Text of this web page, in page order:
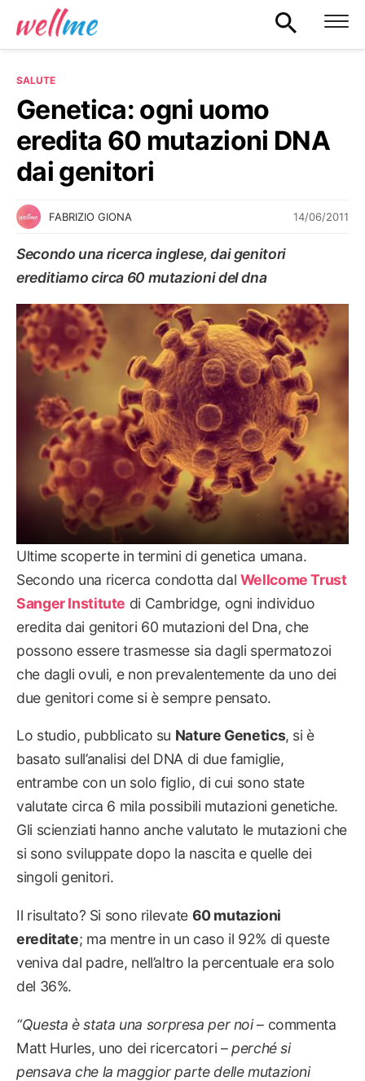
SALUTE
Genetica: ogni uomo
eredita 60 mutazioni DNA
dai genitori
FABRIZIO GIONA 14/06/2011
Secondo una ricerca inglese, dai genitori
ereditiamo circa 60 mutazioni del dna
SALUTE
Ultime scoperte in termini di genetica umana.
Secondo una ricerca condotta dal Wellcome Trust
Sanger Institute di Cambridge, ogni individuo
eredita dai genitori 60 mutazioni del Dna, che
possono essere trasmesse sia dagli spermatozoi
che dagli ovuli, e non prevalentemente da uno dei
due genitori come si è sempre pensato.
Lo studio, pubblicato su Nature Genetics, si è
basato sull’analisi del DNA di due famiglie,
entrambe con un solo figlio, di cui sono state
valutate circa 6 mila possibili mutazioni genetiche.
Gli scienziati hanno anche valutato le mutazioni che
si sono sviluppate dopo la nascita e quelle dei
singoli genitori.
Il risultato? Si sono rilevate 60 mutazioni
ereditate; ma mentre in un caso il 92% di queste
veniva dal padre, nell’altro la percentuale era solo
del 36%.
“Questa è stata una sorpresa per noi– commenta
Matt Hurles, uno dei ricercatori –perché si
pensava che la maggior parte delle mutazioni